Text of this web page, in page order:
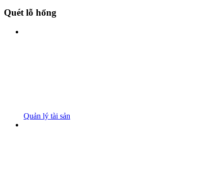
Quét lỗ hổng
Quản lý tài sản